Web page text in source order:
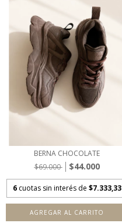
BERNA CHOCOLATE
$69.000
$44.000
6 cuotas sin interés de $7.333,33
AGREGAR AL CARRITO